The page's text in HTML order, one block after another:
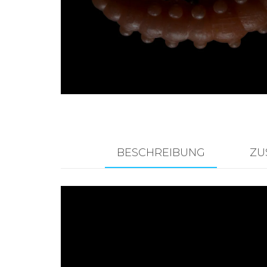
Brandungsangeln.
BESCHREIBUNG